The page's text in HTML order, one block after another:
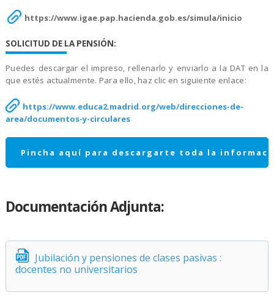
https://www.igae.pap.hacienda.gob.es/simula/inicio
SOLICITUD DE LA PENSIÓN:
Puedes descargar el impreso, rellenarlo y enviarlo a la DAT en la
que estés actualmente. Para ello, haz clic en siguiente enlace:
https://www.educa2.madrid.org/web/direcciones-de-
area/documentos-y-circulares
Pincha aquí para descargarte toda la
Documentación Adjunta:
Jubilación y pensiones de clases pasivas :
docentes no universitarios